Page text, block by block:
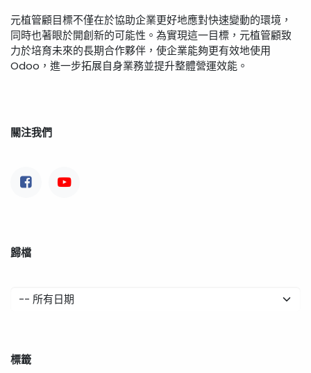
元植管顧目標不僅在於協助企業更好地應對快速變動的環境，
同時也著眼於開創新的可能性。為實現這一目標，元植管顧致
力於培育未來的長期合作夥伴，使企業能夠更有效地使用
Odoo，進一步拓展自身業務並提升整體營運效能。
關注我們
歸檔
標籤